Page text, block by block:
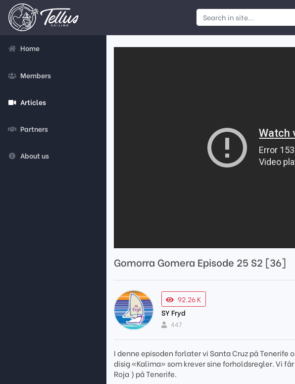
Home
Members
Articles
Partners
About us
Gomorra Gomera Episode 25 S2 [36]
92.26 K
SY Fryd
447
I denne episoden forlater vi Santa Cruz på
disig «Kalima» som krever sine forholdsregler. Vi
Roja ) på Tenerife.